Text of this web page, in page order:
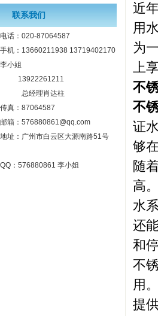
近
用
为
上
不
不
证
够
随
高。
水
还
和
不
用
提
联系我们
电话：020-87064587
手机：13660211938 13719402170
李小姐
13922261211
总经理肖达柱
传真：87064587
邮箱：576880861@qq.com
地址：广州市白云区大源南路51号
QQ：576880861 李小姐